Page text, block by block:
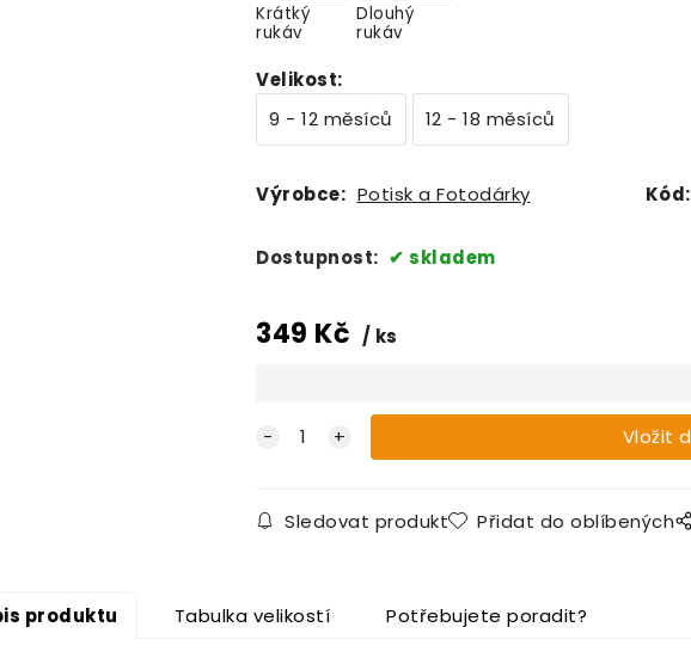
Krátký
rukáv
Dlouhý
rukáv
Velikost:
9 - 12 měsíců
12 - 18 měsíců
Výrobce: Potisk a Fotodárky Kód:
Dostupnost: skladem
349 Kč ks
Sledovat produkt Přidat do oblíbených
produktu Tabulka velikostí Potřebujete poradit?